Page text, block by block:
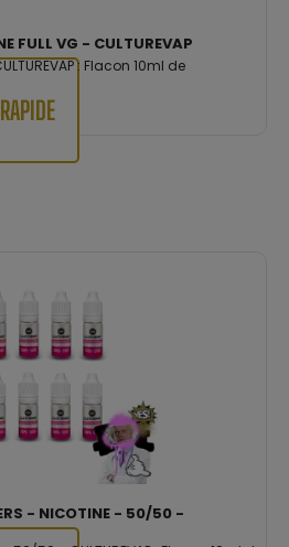
FULL VG - CULTUREVAP
: Flacon 10ml de
- NICOTINE - 50/50 -